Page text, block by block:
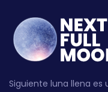
Siguiente luna llena